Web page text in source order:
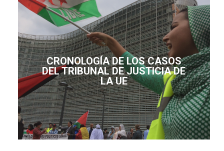
CRONOLOGÍA DE LOS CASOS
DEL TRIBUNAL DE JUSTICIA DE
LA UE